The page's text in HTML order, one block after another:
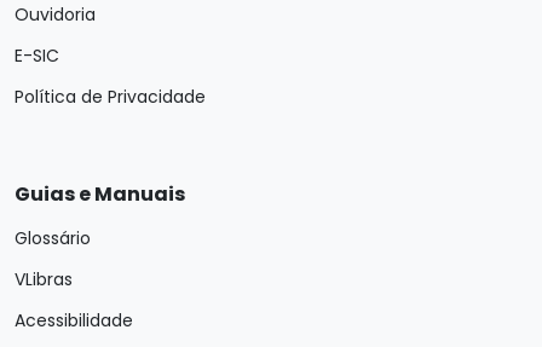
Ouvidoria
E-SIC
Política de Privacidade
Guias e Manuais
Glossário
VLibras
Acessibilidade